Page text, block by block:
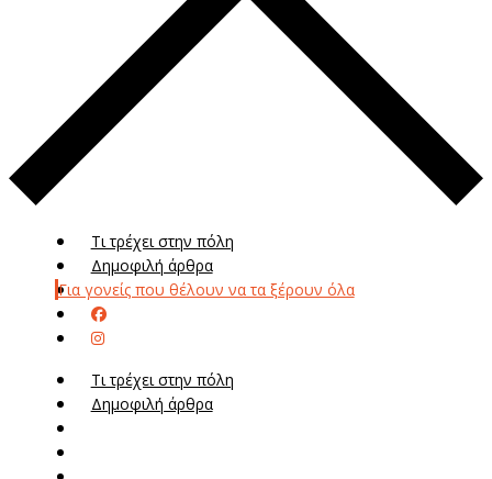
Τι τρέχει στην πόλη
Δημοφιλή άρθρα
Για γονείς που θέλουν να τα ξέρουν όλα
Τι τρέχει στην πόλη
Δημοφιλή άρθρα